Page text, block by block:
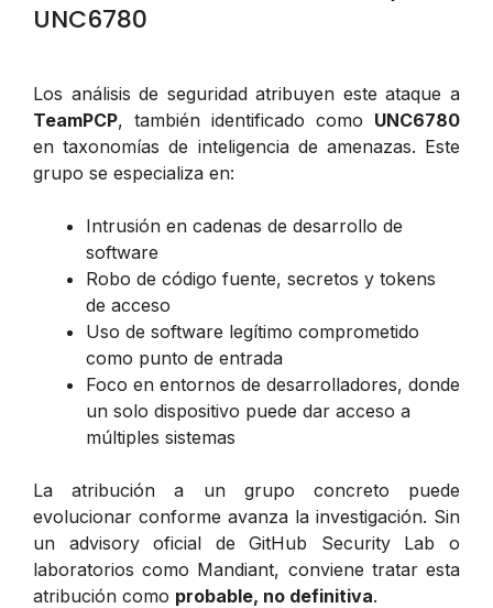
UNC6780
Los análisis de seguridad atribuyen este ataque a
TeamPCP, también identificado como UNC6780
en taxonomías de inteligencia de amenazas. Este
grupo se especializa en:
Intrusión en cadenas de desarrollo de
software
Robo de código fuente, secretos y tokens
de acceso
Uso de software legítimo comprometido
como punto de entrada
Foco en entornos de desarrolladores, donde
un solo dispositivo puede dar acceso a
múltiples sistemas
La atribución a un grupo concreto puede
evolucionar conforme avanza la investigación. Sin
un advisory oficial de GitHub Security Lab o
laboratorios como Mandiant, conviene tratar esta
atribución como probable, no definitiva.